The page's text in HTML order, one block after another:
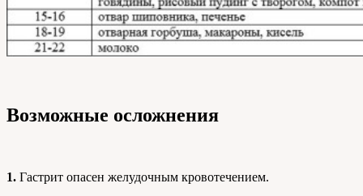
Возможные осложнения
1. Гастрит опасен желудочным кровотечением.